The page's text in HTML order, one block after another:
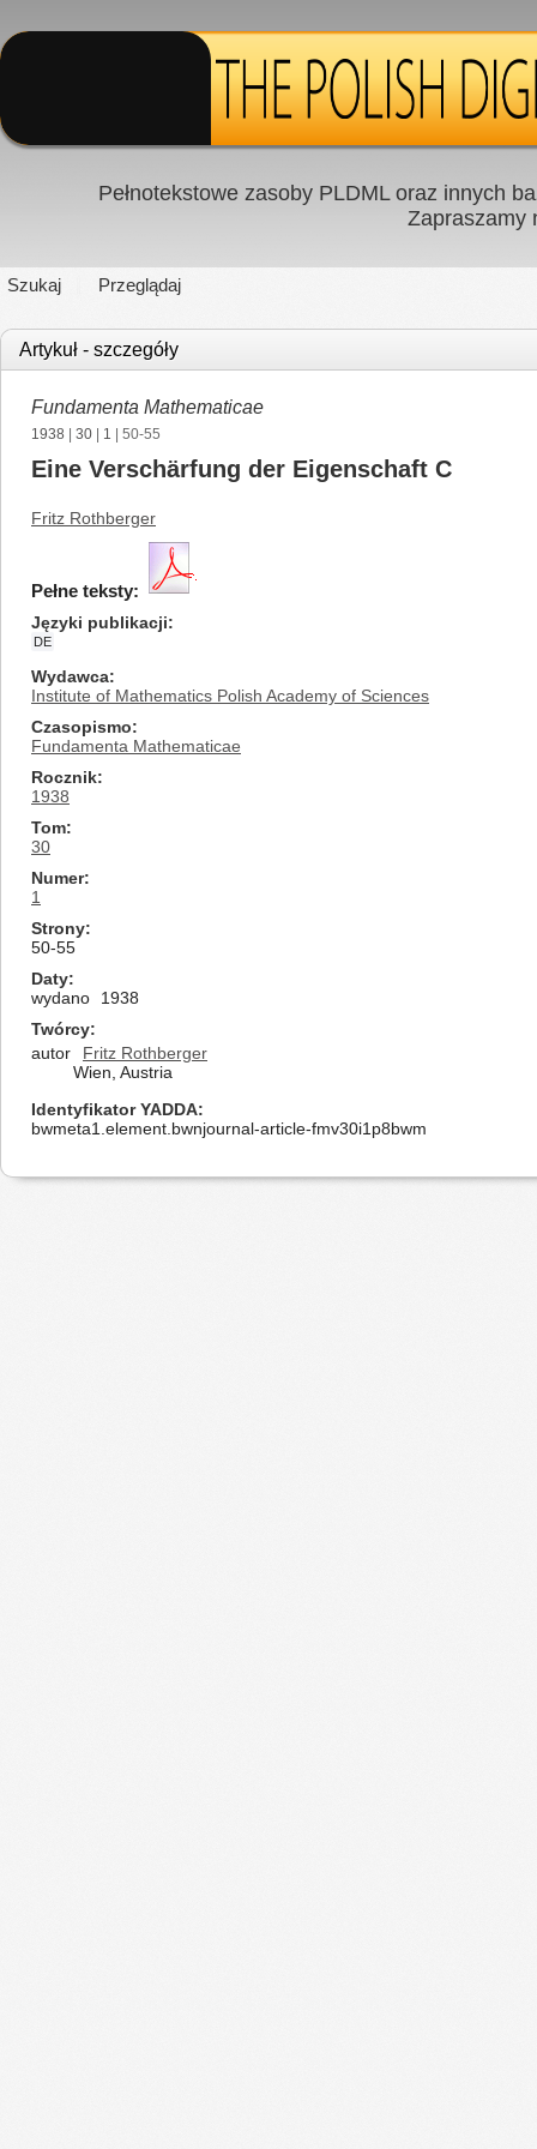
Pełnotekstowe zasoby PLDML oraz innych
Zapraszamy
Szukaj Przeglądaj
Artykuł - szczegóły
Fundamenta Mathematicae
1938 30 1 | 50-55
Eine Verschärfung der Eigenschaft C
Fritz Rothberger
Pełne teksty:
Języki publikacji
DE
Wydawca
Institute of Mathematics Polish Academy of Sciences
Czasopismo
Fundamenta Mathematicae
Rocznik
1938
Tom
30
Numer
1
Strony
50-55
Daty
wydano
1938
Twórcy
autor
Fritz Rothberger
Wien, Austria
Identyfikator YADDA
bwmeta1.element.bwnjournal-article-fmv30i1p8bwm